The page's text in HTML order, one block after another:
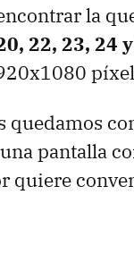
la
22, 23, 24
quedamos
pantalla
quiere